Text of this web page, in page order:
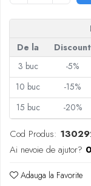
Transport şi Ridicat
Videoproiectoare
De la
Discount
3 buc -5%
10 buc -15%
15 buc -20%
Cod Produs:
Ai nevoie de ajutor?
Adauga la Favorite